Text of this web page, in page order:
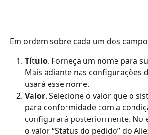
Em ordem sobre cada um dos
Título. Forneça um nome para
Mais adiante nas configurações
usará esse nome.
Valor. Selecione o valor que o
para conformidade com a
configurará posteriormente. No
o valor “Status do pedido” do